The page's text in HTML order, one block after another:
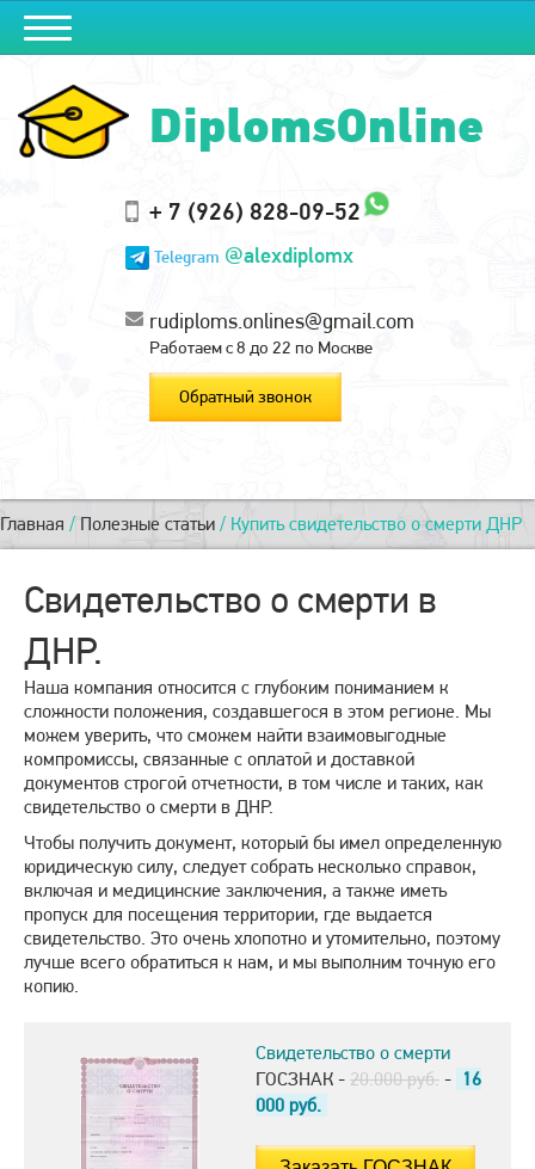
DiplomsOnline
+ 7 (926) 828-09-52
Telegram @alexdiplomx
rudiploms.onlines@gmail.com
Работаем с 8 до 22 по Москве
Обратный звонок
Главная / Полезные статьи / Купить свидетельство о смерти ДНР
Свидетельство о смерти в
ДНР.
Наша компания относится с глубоким пониманием к
сложности положения, создавшегося в этом регионе. Мы
можем уверить, что сможем найти взаимовыгодные
компромиссы, связанные с оплатой и доставкой
документов строгой отчетности, в том числе и таких, как
свидетельство о смерти в ДНР.
Чтобы получить документ, который бы имел определенную
юридическую силу, следует собрать несколько справок,
включая и медицинские заключения, а также иметь
пропуск для посещения территории, где выдается
свидетельство. Это очень хлопотно и утомительно, поэтому
лучше всего обратиться к нам, и мы выполним точную его
копию.
Свидетельство о смерти
ГОСЗНАК - 20.000 руб. - 16
000 руб.